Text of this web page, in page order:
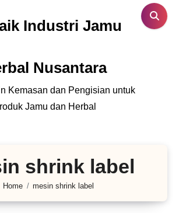
Industri Jamu
Nusantara
Kemasan dan Pengisian untuk
Jamu dan Herbal
shrink label
Home mesin shrink label